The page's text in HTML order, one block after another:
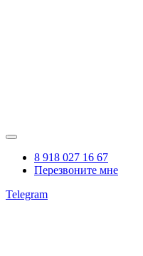
8 918 027 16 67
Перезвоните мне
Telegram